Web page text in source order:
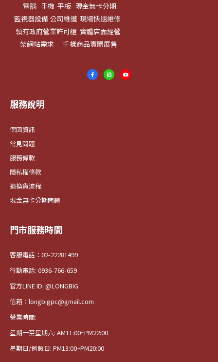
電腦 手機 平板 現金無卡分期
監視器設備 公司維護 現場快速維修
領有政府營業許可證 實體店面經營
架網站需求 千樣商品實體展售
服務說明
保固資訊
常見問題
服務條款
隱私權條款
退換貨流程
現金無卡分期問題
門市服務時間
客服電話：02-22281499
行動電話: 0936-766-659
官方LINE ID: @LONGBIG
信箱：longbigpc@gmail.com
營業時間:
星期一至星期六: AM11:00~PM22:00
星期日/例假日: PM13:00~PM20:00